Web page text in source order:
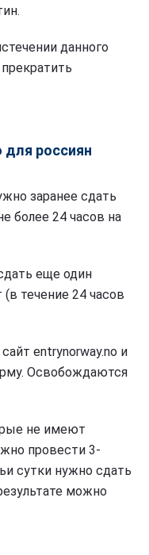
данного
для россиян
заранее сдать
более 24 часов на
еще один
течение 24 часов
entrynorway.no и
Освобождаются
не имеют
провести 3-
сутки нужно сдать
можно